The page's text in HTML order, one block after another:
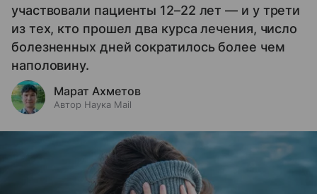
участвовали пациенты 12–22 лет — и у трети
из тех, кто прошел два курса лечения, число
болезненных дней сократилось более чем
наполовину.
Марат Ахметов
Автор Наука Mail